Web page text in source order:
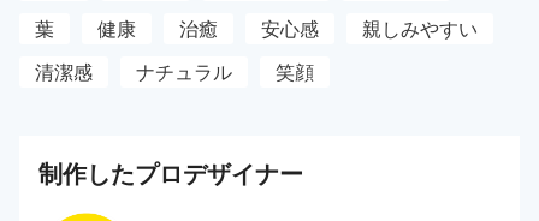
葉
健康 治癒 安心感
親しみやすい
清潔感
ナチュラル 笑顔
制作したプロデザイナー